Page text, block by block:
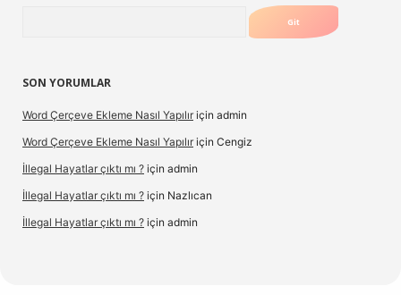
SON YORUMLAR
Word Çerçeve Ekleme Nasıl Yapılır için admin
Word Çerçeve Ekleme Nasıl Yapılır için Cengiz
İllegal Hayatlar çıktı mı ? için admin
İllegal Hayatlar çıktı mı ? için Nazlıcan
İllegal Hayatlar çıktı mı ? için admin